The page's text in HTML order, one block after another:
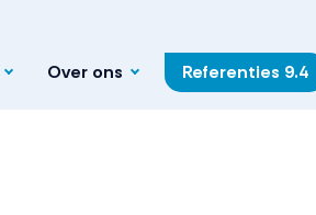
Over ons Referenties 9.4